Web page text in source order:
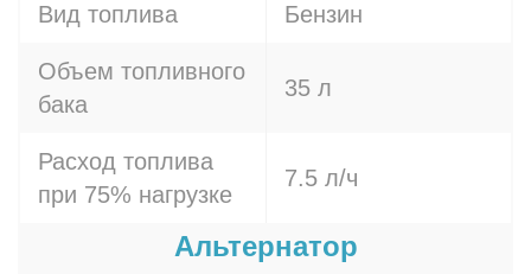
Вид топлива Бензин
Объем топливного
бака
35 л
Расход топлива
при 75% нагрузке
7.5 л/ч
Альтернатор